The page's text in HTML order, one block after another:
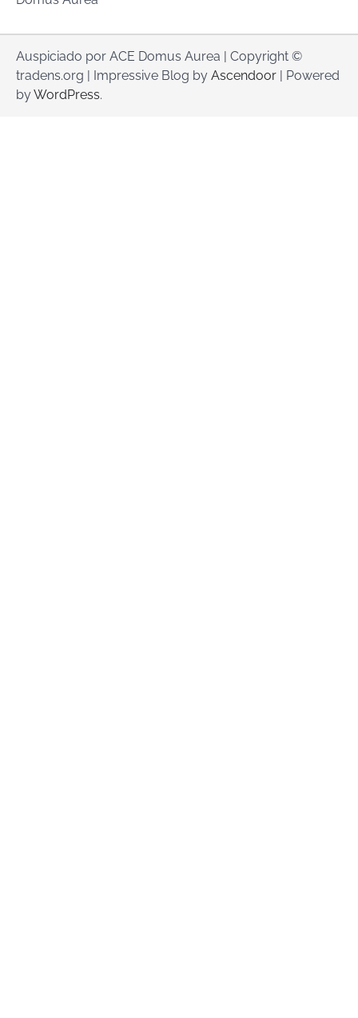
Auspiciado por ACE Domus Aurea | Copyright ©
tradens.org | Impressive Blog by Ascendoor | Powered
byWordPress.